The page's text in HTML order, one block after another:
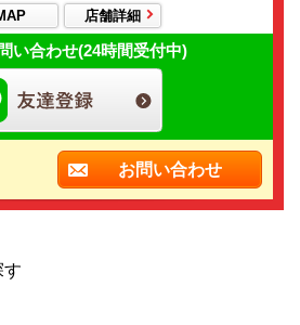
店舗詳細
い合わせ(24時間受付中)
お問い合わせ
す